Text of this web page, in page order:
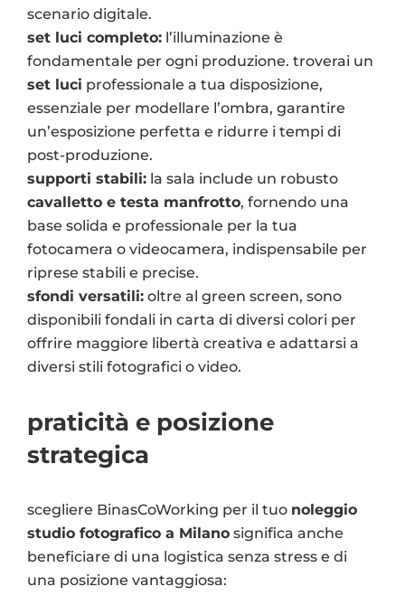
scenario digitale.
set luci completo: l’illuminazione è
fondamentale per ogni produzione. troverai un
set luci professionale a tua disposizione,
essenziale per modellare l’ombra, garantire
un’esposizione perfetta e ridurre i tempi di
post-produzione.
supporti stabili: la sala include un robusto
cavalletto e testa manfrotto, fornendo una
base solida e professionale per la tua
fotocamera o videocamera, indispensabile per
riprese stabili e precise.
sfondi versatili: oltre al green screen, sono
disponibili fondali in carta di diversi colori per
offrire maggiore libertà creativa e adattarsi a
diversi stili fotografici o video.
praticità e posizione
strategica
scegliere BinasCoWorking per il tuo noleggio
studio fotografico a Milano significa anche
beneficiare di una logistica senza stress e di
una posizione vantaggiosa: